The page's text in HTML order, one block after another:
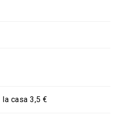
la casa 3,5 €